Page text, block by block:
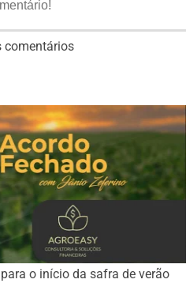
comentários
o início da safra de verão